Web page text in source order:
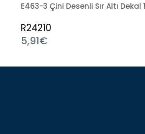
R24210
5,91€